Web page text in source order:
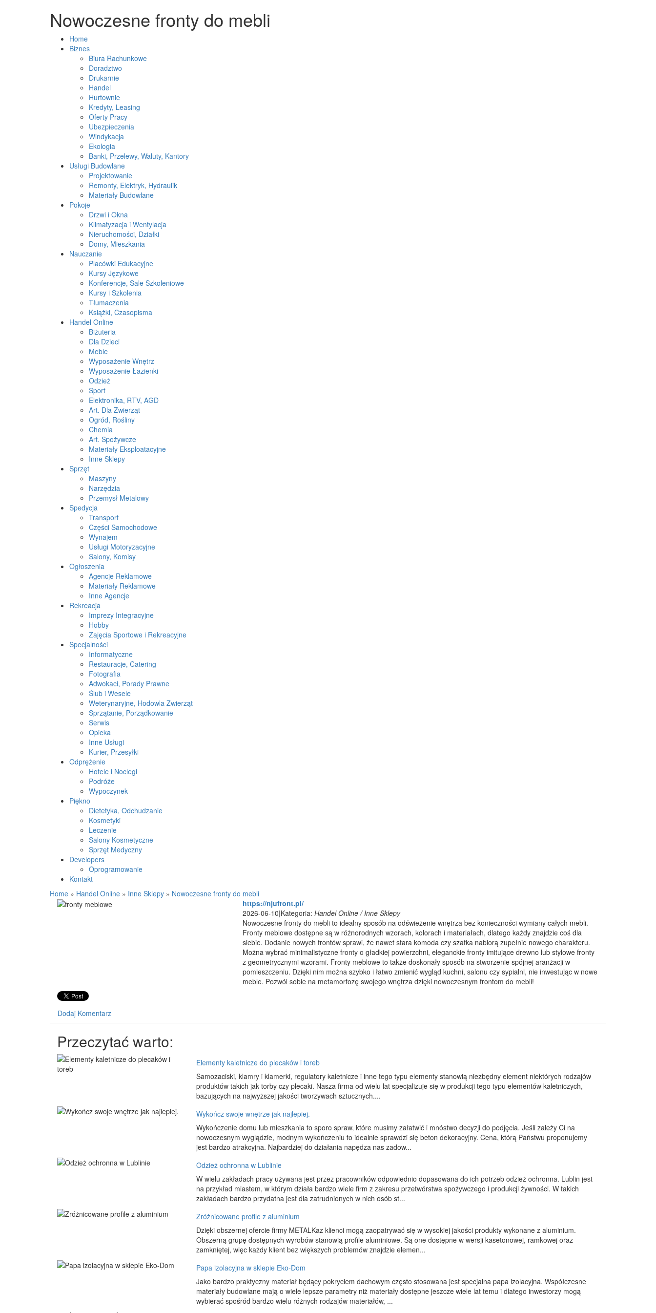
Nowoczesne fronty do mebli
Home
Biznes
Biura Rachunkowe
Doradztwo
Drukarnie
Handel
Hurtownie
Kredyty, Leasing
Oferty Pracy
Ubezpieczenia
Windykacja
Ekologia
Banki, Przelewy, Waluty, Kantory
Usługi Budowlane
Projektowanie
Remonty, Elektryk, Hydraulik
Materiały Budowlane
Pokoje
Drzwi i Okna
Klimatyzacja i Wentylacja
Nieruchomości, Działki
Domy, Mieszkania
Nauczanie
Placówki Edukacyjne
Kursy Językowe
Konferencje, Sale Szkoleniowe
Kursy i Szkolenia
Tłumaczenia
Książki, Czasopisma
Handel Online
Biżuteria
Dla Dzieci
Meble
Wyposażenie Wnętrz
Wyposażenie Łazienki
Odzież
Sport
Elektronika, RTV, AGD
Art. Dla Zwierząt
Ogród, Rośliny
Chemia
Art. Spożywcze
Materiały Eksploatacyjne
Inne Sklepy
Sprzęt
Maszyny
Narzędzia
Przemysł Metalowy
Spedycja
Transport
Części Samochodowe
Wynajem
Usługi Motoryzacyjne
Salony, Komisy
Ogłoszenia
Agencje Reklamowe
Materiały Reklamowe
Inne Agencje
Rekreacja
Imprezy Integracyjne
Hobby
Zajęcia Sportowe i Rekreacyjne
Specjalności
Informatyczne
Restauracje, Catering
Fotografia
Adwokaci, Porady Prawne
Ślub i Wesele
Weterynaryjne, Hodowla Zwierząt
Sprzątanie, Porządkowanie
Serwis
Opieka
Inne Usługi
Kurier, Przesyłki
Odprężenie
Hotele i Noclegi
Podróże
Wypoczynek
Piękno
Dietetyka, Odchudzanie
Kosmetyki
Leczenie
Salony Kosmetyczne
Sprzęt Medyczny
Developers
Oprogramowanie
Kontakt
Home » Handel Online » Inne Sklepy » Nowoczesne fronty do mebli
https://njufront.pl/
2026-06-10|Kategoria: Handel Online / Inne Sklepy
Nowoczesne fronty do mebli to idealny sposób na odświeżenie wnętrza bez konieczności wymiany całych mebli.
Fronty meblowe dostępne są w różnorodnych wzorach, kolorach i materiałach, dlatego każdy znajdzie coś dla
siebie. Dodanie nowych frontów sprawi, że nawet stara komoda czy szafka nabiorą zupełnie nowego charakteru.
Można wybrać minimalistyczne fronty o gładkiej powierzchni, eleganckie fronty imitujące drewno lub stylowe fronty
z geometrycznymi wzorami. Fronty meblowe to także doskonały sposób na stworzenie spójnej aranżacji w
pomieszczeniu. Dzięki nim można szybko i łatwo zmienić wygląd kuchni, salonu czy sypialni, nie inwestując w nowe
meble. Pozwól sobie na metamorfozę swojego wnętrza dzięki nowoczesnym frontom do mebli!
Dodaj Komentarz
Przeczytać warto:
Elementy kaletnicze do plecaków i toreb
Samozaciski, klamry i klamerki, regulatory kaletnicze i inne tego typu elementy stanowią niezbędny element niektórych rodzajów
produktów takich jak torby czy plecaki. Nasza firma od wielu lat specjalizuje się w produkcji tego typu elementów kaletniczych,
bazujących na najwyższej jakości tworzywach sztucznych....
Wykończ swoje wnętrze jak najlepiej.
Wykończenie domu lub mieszkania to sporo spraw, które musimy załatwić i mnóstwo decyzji do podjęcia. Jeśli zależy Ci na
nowoczesnym wyglądzie, modnym wykończeniu to idealnie sprawdzi się beton dekoracyjny. Cena, którą Państwu proponujemy
jest bardzo atrakcyjna. Najbardziej do działania napędza nas zadow...
Odzież ochronna w Lublinie
W wielu zakładach pracy używana jest przez pracowników odpowiednio dopasowana do ich potrzeb odzież ochronna. Lublin jest
na przykład miastem, w którym działa bardzo wiele firm z zakresu przetwórstwa spożywczego i produkcji żywności. W takich
zakładach bardzo przydatna jest dla zatrudnionych w nich osób st...
Zróżnicowane profile z aluminium
Dzięki obszernej ofercie firmy METALKaz klienci mogą zaopatrywać się w wysokiej jakości produkty wykonane z aluminium.
Obszerną grupę dostępnych wyrobów stanowią profile aluminiowe. Są one dostępne w wersji kasetonowej, ramkowej oraz
zamkniętej, więc każdy klient bez większych problemów znajdzie elemen...
Papa izolacyjna w sklepie Eko-Dom
Jako bardzo praktyczny materiał będący pokryciem dachowym często stosowana jest specjalna papa izolacyjna. Współczesne
materiały budowlane mają o wiele lepsze parametry niż materiały dostępne jeszcze wiele lat temu i dlatego inwestorzy mogą
wybierać spośród bardzo wielu różnych rodzajów materiałów, ...